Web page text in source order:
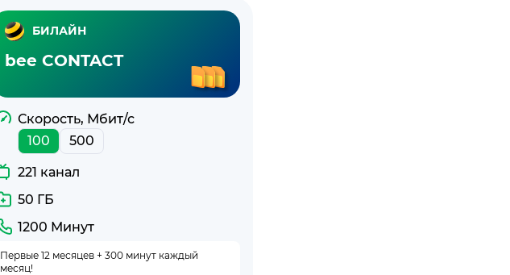
БИЛАЙН
bee CONTACT
Скорость, Мбит/с
100
500
221 канал
50 ГБ
1200 Минут
Первые 12 месяцев + 300 минут каждый
месяц!